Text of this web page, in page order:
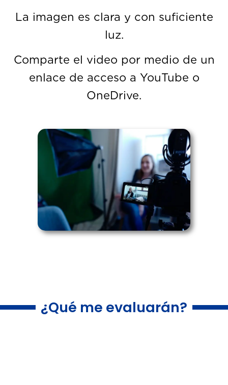
La imagen es clara y con suficiente
luz.
Comparte el video por medio de un
enlace de acceso a YouTube o
OneDrive.
¿Qué me evaluarán?